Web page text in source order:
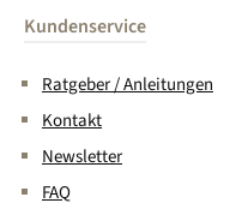
Kundenservice
Ratgeber / Anleitungen
Kontakt
Newsletter
FAQ